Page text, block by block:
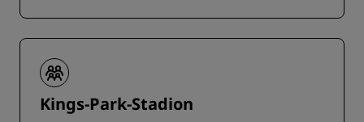
Kings-Park-Stadion